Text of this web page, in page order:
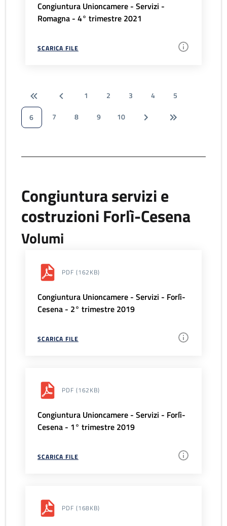
Congiuntura Unioncamere - Servizi -
Romagna - 4° trimestre 2021
SCARICA FILE
1 2 3 4
5
6
7 8 9 10
Congiuntura servizi e
costruzioni Forlì-Cesena
Volumi
PDF (162KB)
Congiuntura Unioncamere - Servizi - Forlì-
Cesena - 2° trimestre 2019
SCARICA FILE
PDF (162KB)
Congiuntura Unioncamere - Servizi - Forlì-
Cesena - 1° trimestre 2019
SCARICA FILE
PDF (168KB)